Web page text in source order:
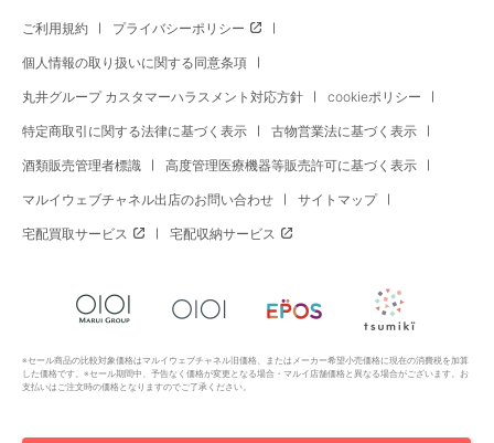
ご利用規約 プライバシーポリシー
個人情報の取り扱いに関する同意条項
丸井グループ カスタマーハラスメント対応方針 cookieポリシー
特定商取引に関する法律に基づく表示 古物営業法に基づく表示
酒類販売管理者標識 高度管理医療機器等販売許可に基づく表示
マルイウェブチャネル出店のお問い合わせ サイトマップ
宅配買取サービス 宅配収納サービス
※セール商品の比較対象価格はマルイウェブチャネル旧価格、またはメーカー希望小売価格に現在の消費税を加算
した価格です。※セール期間中、予告なく価格が変更となる場合・マルイ店舗価格と異なる場合がございます。お
支払いはご注文時の価格となりますのでご了承ください。